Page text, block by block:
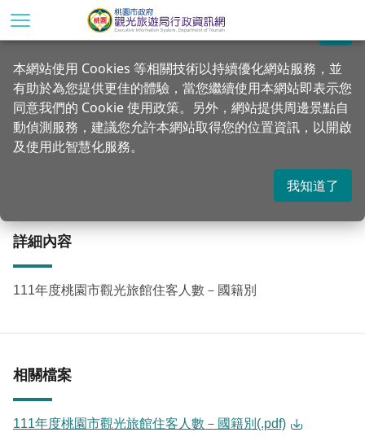
到
首頁 統計專區 公務統計方案
111年度桃園市觀光旅館住客人數－國籍別
詳細內容
111年度桃園市觀光旅館住客人數－國籍別
相關檔案
111年度桃園市觀光旅館住客人數－國籍別(.pdf)
關閉
本網站使用 Cookies 等相關技術以持續優化網站服務，並
有助於為您提供更佳的體驗，當您繼續使用本網站即表示您
同意我們的 Cookie 使用政策。另外，網站提供周邊景點自
動偵測服務，建議您允許本網站取得您的位置資訊，以開啟
及使用此智慧化服務。
我知道了